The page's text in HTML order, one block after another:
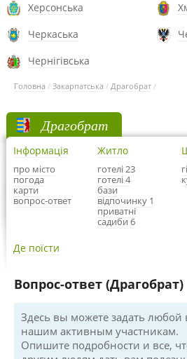
Херсонська
Черкаська
Чернігівська
Головна / Закарпатська / Драгобрат /
Драгобрат
Інформація
про місто
погода
карти
вопрос-ответ
Житло
готелі 23
готелі 4
бази
відпочинку 1
приватні
садиби 6
Де поїсти
Вопрос-ответ (Драгобрат)
Здесь вы можете задать любой
нашим активным участникам.
Опишите подробности и все,